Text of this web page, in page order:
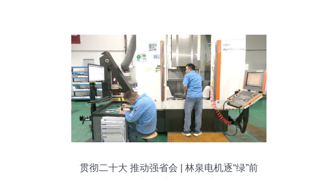
贯彻二十大 推动强省会 | 林泉电机逐“绿”前